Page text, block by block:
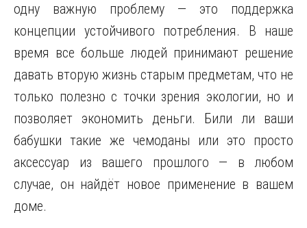
одну важную проблему — это поддержка
концепции устойчивого потребления. В наше
время все больше людей принимают решение
давать вторую жизнь старым предметам, что не
только полезно с точки зрения экологии, но и
позволяет экономить деньги. Били ли ваши
бабушки такие же чемоданы или это просто
аксессуар из вашего прошлого — в любом
случае, он найдёт новое применение в вашем
доме.